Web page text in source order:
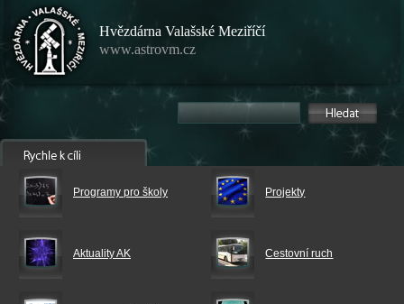
Hvězdárna Valašské Meziříčí
www.astrovm.cz
Programy pro školy Projekty
Aktuality AK Cestovní ruch